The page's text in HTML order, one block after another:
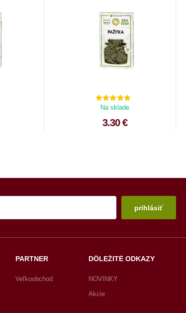
Na sklade
3.30 €
prihlásiť
PARTNER
Veľkoobchod
DÔLEŽITÉ ODKAZY
NOVINKY
Akcie